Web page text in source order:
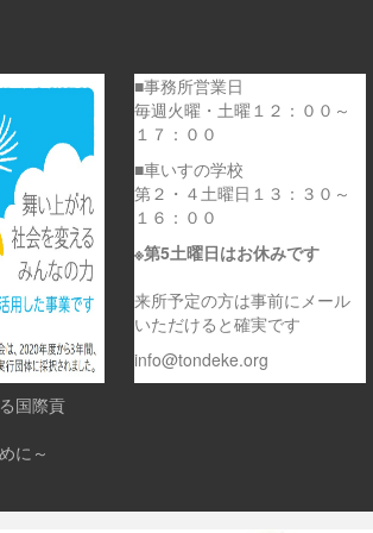
■事務所営業日
毎週火曜・土曜１２：００～
１７：００
■車いすの学校
第２・４土曜日１３：３０～
１６：００
※第5土曜日はお休みです
来所予定の方は事前にメール
いただけると確実です
info@tondeke.org
国際貢
～車
に～